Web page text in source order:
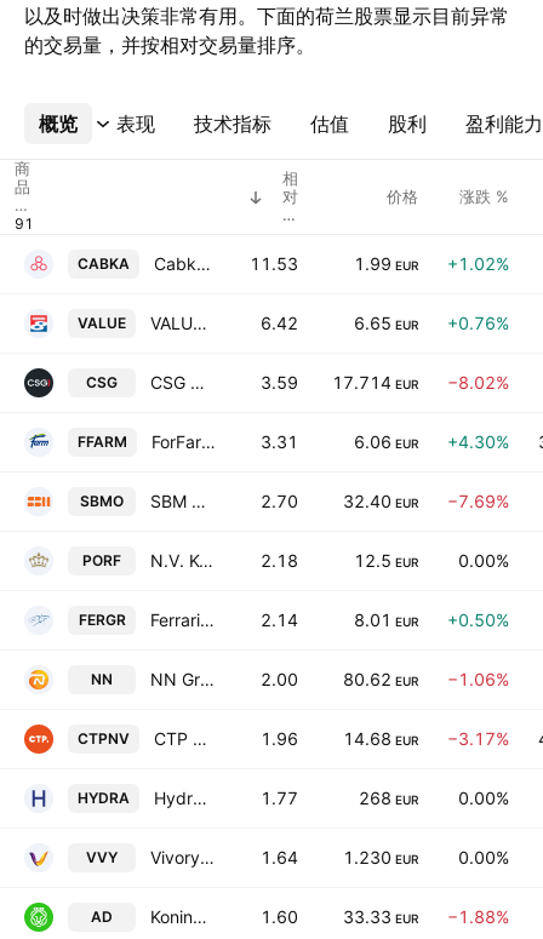
以及时做出决策非常有用。下面的荷兰股票显示目前异常
的交易量，并按相对交易量排序。
概览 表现 技术指标 估值 股利 盈利能力
更多
商
品
代
码
相
对
成
价格 涨跌 %
CABKA Cabka N.V. 11.53 1.99 EUR +1.02%
VALUE VALUE8 NV 6.42 6.65 EUR +0.76%
CSG CSG N.V. 3.59 17.714 EUR −8.02%
FFARM ForFarmers NV 3.31 6.06 EUR +4.30%
SBMO SBM Offshore NV 2.70 32.40 EUR −7.69%
PORF N.V. Koninklijke Porceleyne Fles 2.18 12.5 EUR 0.00%
FERGR Ferrari Group PLC 2.14 8.01 EUR +0.50%
NN NN Group N.V. 2.00 80.62 EUR −1.06%
CTPNV CTP N.V. 1.96 14.68 EUR −3.17%
HYDRA Hydratec Industries NV 1.77 268 EUR 0.00%
VVY Vivoryon Therapeutics N.V. 1.64 1.230 EUR 0.00%
AD Koninklijke Ahold Delhaize N.V. 1.60 33.33 EUR −1.88%